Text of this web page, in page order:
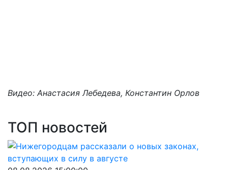
Видео: Анастасия Лебедева, Константин Орлов
ТОП новостей